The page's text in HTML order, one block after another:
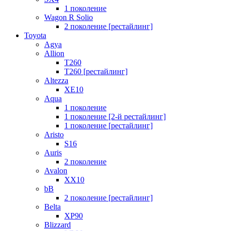
1 поколение
Wagon R Solio
2 поколение [рестайлинг]
Toyota
Agya
Allion
T260
T260 [рестайлинг]
Altezza
XE10
Aqua
1 поколение
1 поколение [2-й рестайлинг]
1 поколение [рестайлинг]
Aristo
S16
Auris
2 поколение
Avalon
XX10
bB
2 поколение [рестайлинг]
Belta
XP90
Blizzard